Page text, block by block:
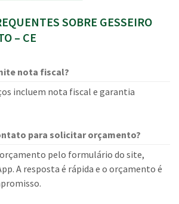
SOBRE GESSEIRO
– CE
nota fiscal?
incluem nota fiscal e garantia
para solicitar orçamento?
pelo formulário do site,
A resposta é rápida e o orçamento é